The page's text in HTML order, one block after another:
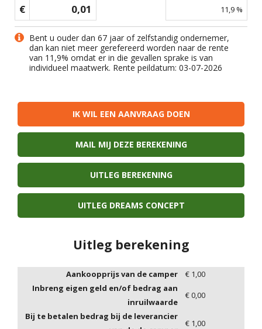
€ 0,01 11,9 %
Bent u ouder dan 67 jaar of zelfstandig ondernemer,
dan kan niet meer gerefereerd worden naar de rente
van 11,9% omdat er in die gevallen sprake is van
individueel maatwerk. Rente peildatum: 03-07-2026
IK WIL EEN AANVRAAG DOEN
MAIL MIJ DEZE BEREKENING
UITLEG BEREKENING
UITLEG DREAMS CONCEPT
Uitleg berekening
Aankoopprijs van de camper € 1,00
Inbreng eigen geld en/of bedrag aan
inruilwaarde
€0,00
Bij te betalen bedrag bij de leverancier
€ 1,00